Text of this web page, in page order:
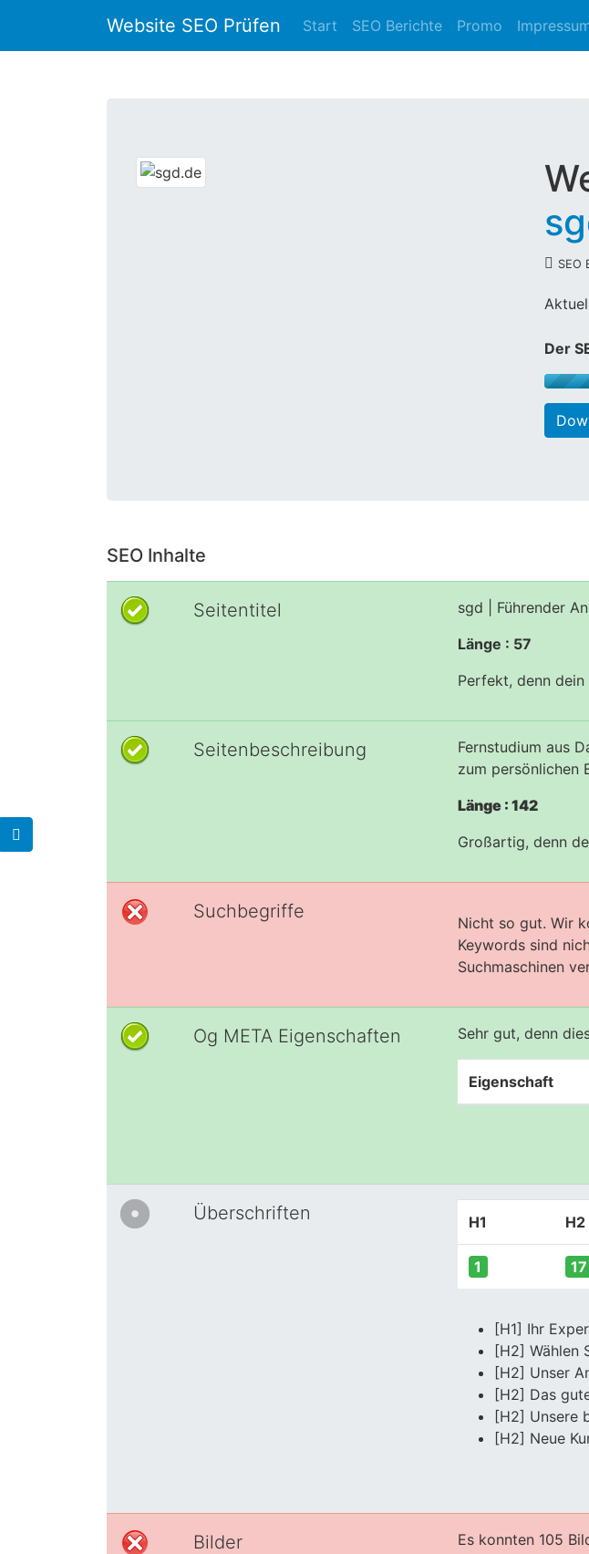
Website SEO Prüfen Start SEO Berichte Promo
SEO
Der
SEO Inhalte
Seitentitel
sgd | Führender
Länge : 57
Perfekt, denn
Seitenbeschreibung
Fernstudium aus
zum persönlichen
Länge : 142
Großartig, denn
Suchbegriffe
Nicht so gut. Wir
Keywords sind
Suchmaschinen
Og META Eigenschaften Sehr gut, denn
Eigenschaft
Überschriften H1 H2
1 17
[H1] Ihr
[H2] Wählen
[H2] Unser
[H2] Das
[H2] Unsere
[H2] Neue
Bilder
Es konnten 105